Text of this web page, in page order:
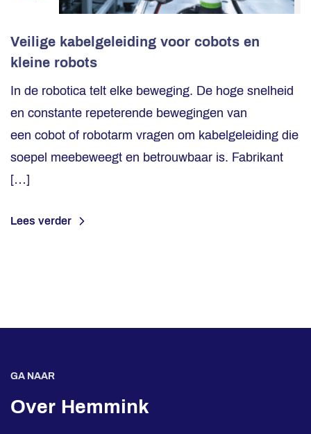
Veilige kabelgeleiding voor cobots en
kleine robots
In de robotica telt elke beweging. De hoge snelheid
en constante repeterende bewegingen van
een cobot of robotarm vragen om kabelgeleiding die
soepel meebeweegt en betrouwbaar is. Fabrikant
[…]
Lees verder
GA NAAR
Over Hemmink